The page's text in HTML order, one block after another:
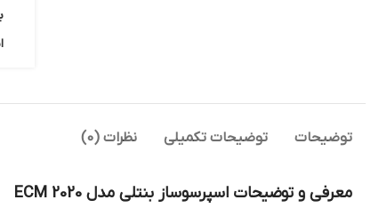
توضیحات توضیحات تکمیلی نظرات (0)
معرفی و توضیحات اسپرسوساز بنتلی مدل ECM 2020